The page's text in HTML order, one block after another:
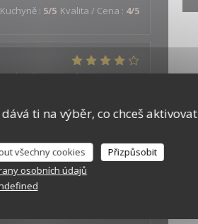
ti na výběr, co chceš aktivovat
všechny cookies
Přizpůsobit
osobních údajů
Kuchyně : 5/5 Kvalita / Cena : 4/5
Kuchyně:4/5 Kvalita / Cena:5/5
Kuchyně:5/5 Kvalita / Cena:5/5